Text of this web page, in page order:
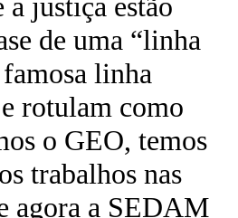
a justiça estão
de uma “linha
linha
rotulam como
o GEO, temos
trabalhos nas
agora a SEDAM